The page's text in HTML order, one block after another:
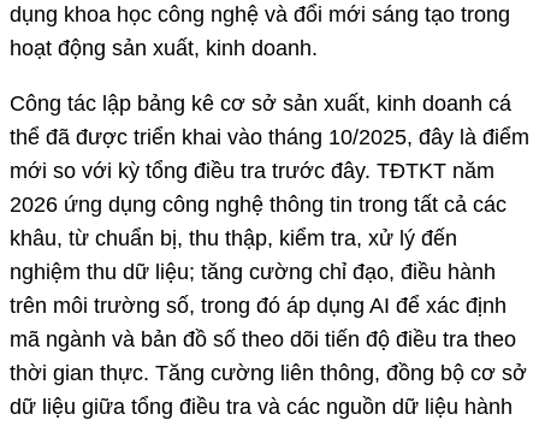
dụng khoa học công nghệ và đổi mới sáng tạo trong
hoạt động sản xuất, kinh doanh.
Công tác lập bảng kê cơ sở sản xuất, kinh doanh cá
thể đã được triển khai vào tháng 10/2025, đây là điểm
mới so với kỳ tổng điều tra trước đây. TĐTKT năm
2026 ứng dụng công nghệ thông tin trong tất cả các
khâu, từ chuẩn bị, thu thập, kiểm tra, xử lý đến
nghiệm thu dữ liệu; tăng cường chỉ đạo, điều hành
trên môi trường số, trong đó áp dụng AI để xác định
mã ngành và bản đồ số theo dõi tiến độ điều tra theo
thời gian thực. Tăng cường liên thông, đồng bộ cơ sở
dữ liệu giữa tổng điều tra và các nguồn dữ liệu hành